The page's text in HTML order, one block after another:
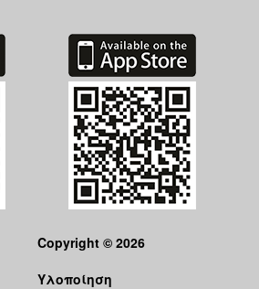
Copyright © 2026
Υλοποίηση